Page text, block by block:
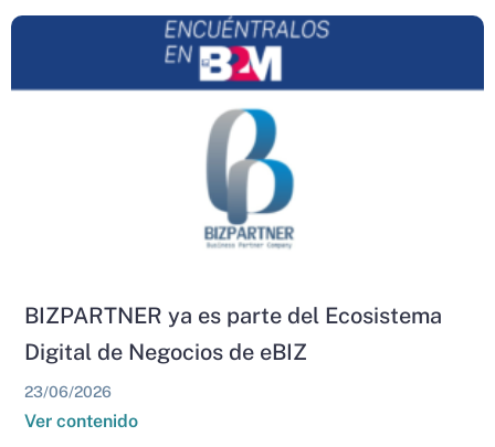
BIZPARTNER ya es parte del Ecosistema
Digital de Negocios de eBIZ
23/06/2026
Ver contenido